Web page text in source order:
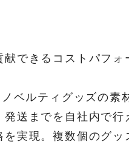
献できるコストパフォ
ベルティグッズの素
発送までを自社内で行
を実現。複数個のグッ